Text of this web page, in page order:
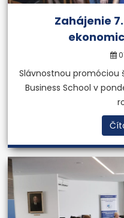
Zahájenie
Slávnostnou promóciou
Business School v